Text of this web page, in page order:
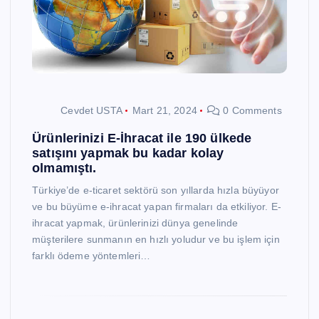
Cevdet USTA Mart 21, 2024 0 Comments
Ürünlerinizi E-İhracat ile 190 ülkede
satışını yapmak bu kadar kolay
olmamıştı.
Türkiye’de e-ticaret sektörü son yıllarda hızla büyüyor
ve bu büyüme e-ihracat yapan firmaları da etkiliyor. E-
ihracat yapmak, ürünlerinizi dünya genelinde
müşterilere sunmanın en hızlı yoludur ve bu işlem için
farklı ödeme yöntemleri…